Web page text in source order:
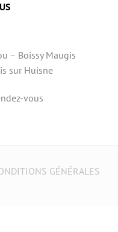
– Boissy Maugis
sur Huisne
vous
GÉNÉRALES